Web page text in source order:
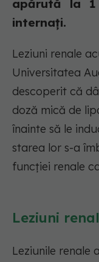
apărută la 1
internați.
Leziuni renale
Universitatea
descoperit că
doză mică de
înainte să le
starea lor s-a
funcției renale
Leziuni
Leziunile renale